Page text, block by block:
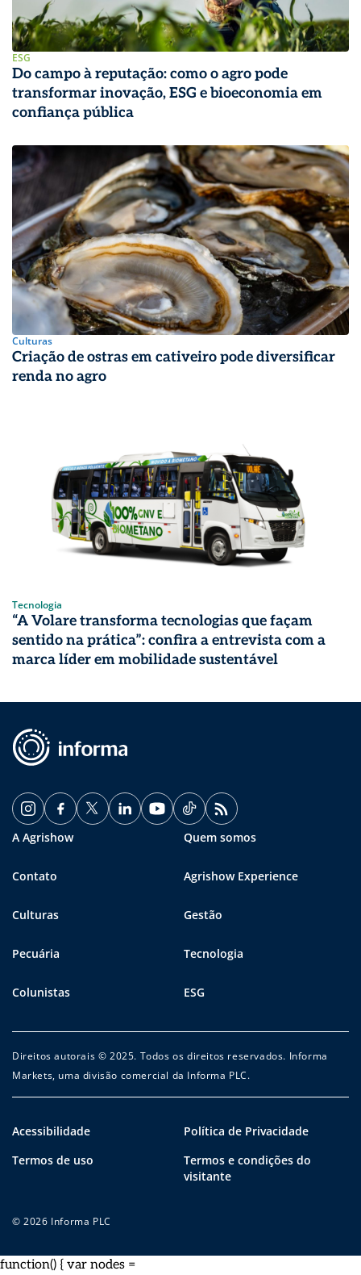
ESG
Do campo à reputação: como o agro pode
transformar inovação, ESG e bioeconomia em
confiança pública
Culturas
Criação de ostras em cativeiro pode diversificar
renda no agro
Tecnologia
“A Volare transforma tecnologias que façam
sentido na prática”: confira a entrevista com a
marca líder em mobilidade sustentável
A Agrishow Quem somos
Contato Agrishow Experience
Culturas Gestão
Pecuária Tecnologia
Colunistas ESG
Direitos autorais © 2025. Todos os direitos reservados. Informa
Markets, uma divisão comercial da Informa PLC.
Acessibilidade
Política de Privacidade
Termos de uso
Termos e condições do
visitante
© 2026 Informa PLC
function() { var nodes =